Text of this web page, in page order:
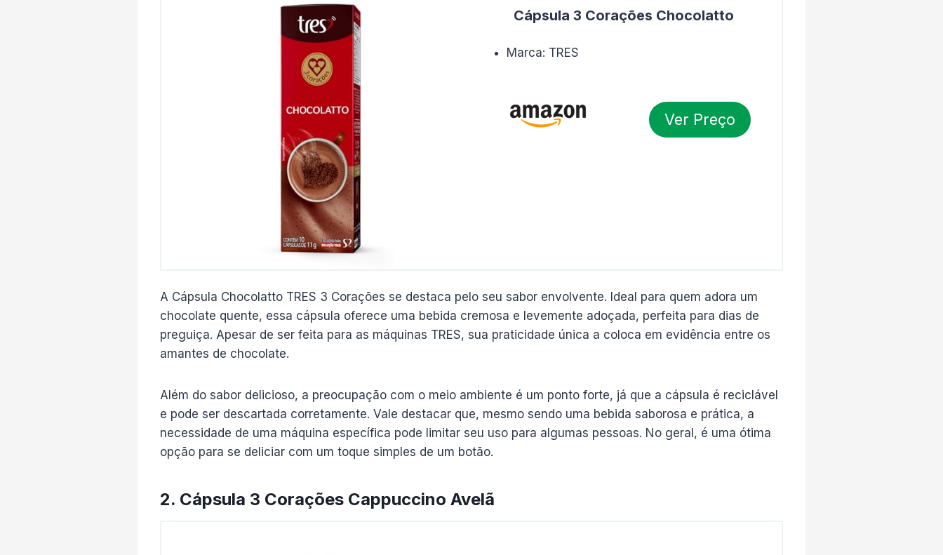
Cápsula 3 Corações Chocolatto
Marca: TRES
Ver Preço
A Cápsula Chocolatto TRES 3 Corações se destaca pelo seu sabor envolvente. Ideal para quem adora um
chocolate quente, essa cápsula oferece uma bebida cremosa e levemente adoçada, perfeita para dias de
preguiça. Apesar de ser feita para as máquinas TRES, sua praticidade única a coloca em evidência entre os
amantes de chocolate.
Além do sabor delicioso, a preocupação com o meio ambiente é um ponto forte, já que a cápsula é reciclável
e pode ser descartada corretamente. Vale destacar que, mesmo sendo uma bebida saborosa e prática, a
necessidade de uma máquina específica pode limitar seu uso para algumas pessoas. No geral, é uma ótima
opção para se deliciar com um toque simples de um botão.
2. Cápsula 3 Corações Cappuccino Avelã